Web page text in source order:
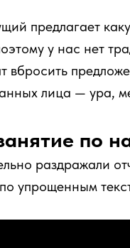
предлагает
у нас нет
вбросить
лица — ура,
по
раздражали
упрощенным